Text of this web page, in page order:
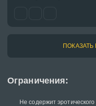
Ограничения:
Не содержит